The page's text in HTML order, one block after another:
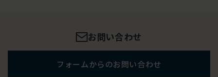
お問い合わせ
フォームからのお問い合わせ